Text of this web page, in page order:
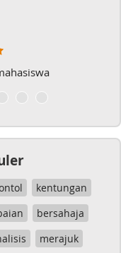
kentungan
bersahaja
merajuk